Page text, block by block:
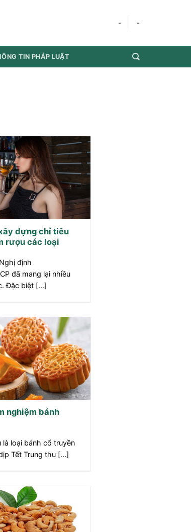
- -
TIN PHÁP LUẬT
dựng chỉ tiêu
rượu các loại
định
đã mang lại nhiều
Đặc biệt [...]
nghiệm bánh
là loại bánh cổ truyền
Tết Trung thu [...]